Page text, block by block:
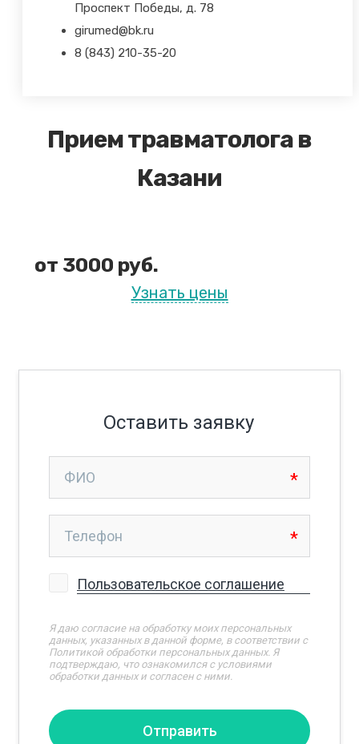
Проспект Победы, д. 78
girumed@bk.ru
8 (843) 210-35-20
Прием травматолога в
Казани
от 3000 руб.
Узнать цены